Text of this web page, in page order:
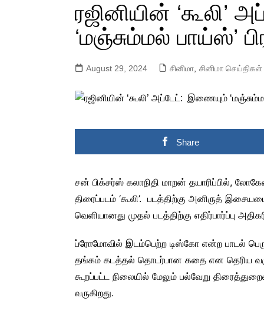
ரஜினியின்
‘மஞ்சும்மல் பாய்ஸ்’
August 29, 2024 சினிமா சினிமா செய்திகள்
Share
சன் பிக்சர்ஸ் கலாநிதி மாறன் தயாரிப்பில்,
திரைப்படம் ‘கூலி’. படத்திற்கு அனிருத்
வெளியானது முதல் படத்திற்கு எதிர்பார்ப்பு
ப்ரோமோவில் இடம்பெற்ற டிஸ்கோ என்ற பாடல்
தங்கம் கடத்தல் தொடர்பான கதை என தெரிய
கூறப்பட்ட நிலையில் மேலும் பல்வேறு
வருகிறது.